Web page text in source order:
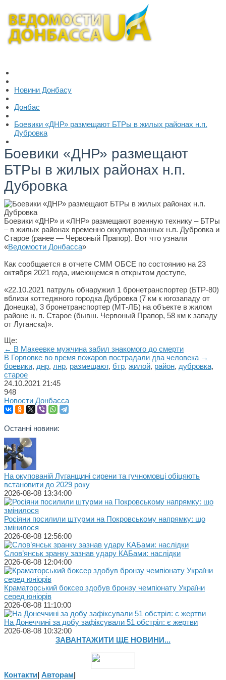
Новини Донбасу
Донбас
Боевики «ДНР» размещают БТРы в жилых районах н.п.
Дубровка
Боевики «ДНР» размещают
БТРы в жилых районах н.п.
Дубровка
Боевики «ДНР» и «ЛНР» размещают военную технику – БТРы
– в жилых районах временно оккупированных н.п. Дубровка и
Старое (ранее — Червоный Прапор). Вот что узнали
«Ведомости Донбасса»
Как сообщается в отчете СММ ОБСЕ по состоянию на 23
октября 2021 года, имеющемся в открытом доступе,
«22.10.2021 патруль обнаружил 1 бронетранспортер (БТР-80)
вблизи коттеджного городка Дубровка (7 км к югозападу от
Донецка), 3 бронетранспортер (МТ-ЛБ) на объекте в жилом
районе н. п. Старое (бывш. Червоный Прапор, 58 км к западу
от Луганска)».
Ще:
← В Макеевке мужчина забил знакомого до смерти
В Горловке во время пожаров пострадали два человека →
боевики, днр, лнр, размещают, бтр, жилой, район, дубровка,
старое
24.10.2021 21:45
948
Новости Донбасса
Останні новини:
На окупованій Луганщині сирени та гучномовці обіцяють
встановити до 2029 року
2026-08-08 13:34:00
Росіяни посилили штурми на Покровському напрямку: що
змінилося
2026-08-08 12:56:00
Слов’янськ зранку зазнав удару КАБами: наслідки
2026-08-08 12:04:00
Краматорський боксер здобув бронзу чемпіонату України
серед юніорів
2026-08-08 11:10:00
На Донеччині за добу зафіксували 51 обстріл: є жертви
2026-08-08 10:32:00
ЗАВАНТАЖИТИ ЩЕ НОВИНИ...
Контакти| Авторам|